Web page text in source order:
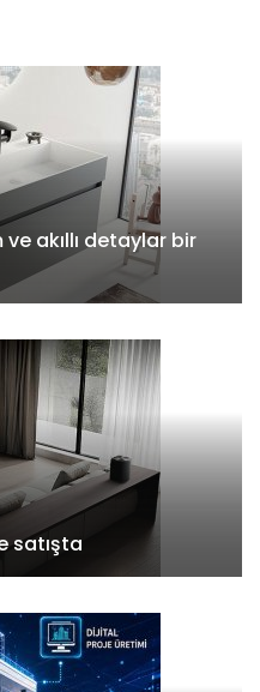
akıllı detaylar bir
satışta